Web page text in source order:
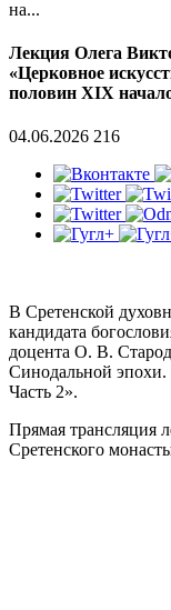
на...
Лекция Олега
«Церковное
половин XIX
04.06.2026 216
В Сретенской
кандидата
доцента О. В.
Синодальной
Часть 2».
Прямая трансляция
Сретенского